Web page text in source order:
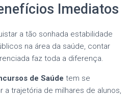
Imediatos
a tão sonhada estabilidade
na área da saúde, contar
faz toda a diferença.
de Saúde tem se
trajetória de milhares de alunos,